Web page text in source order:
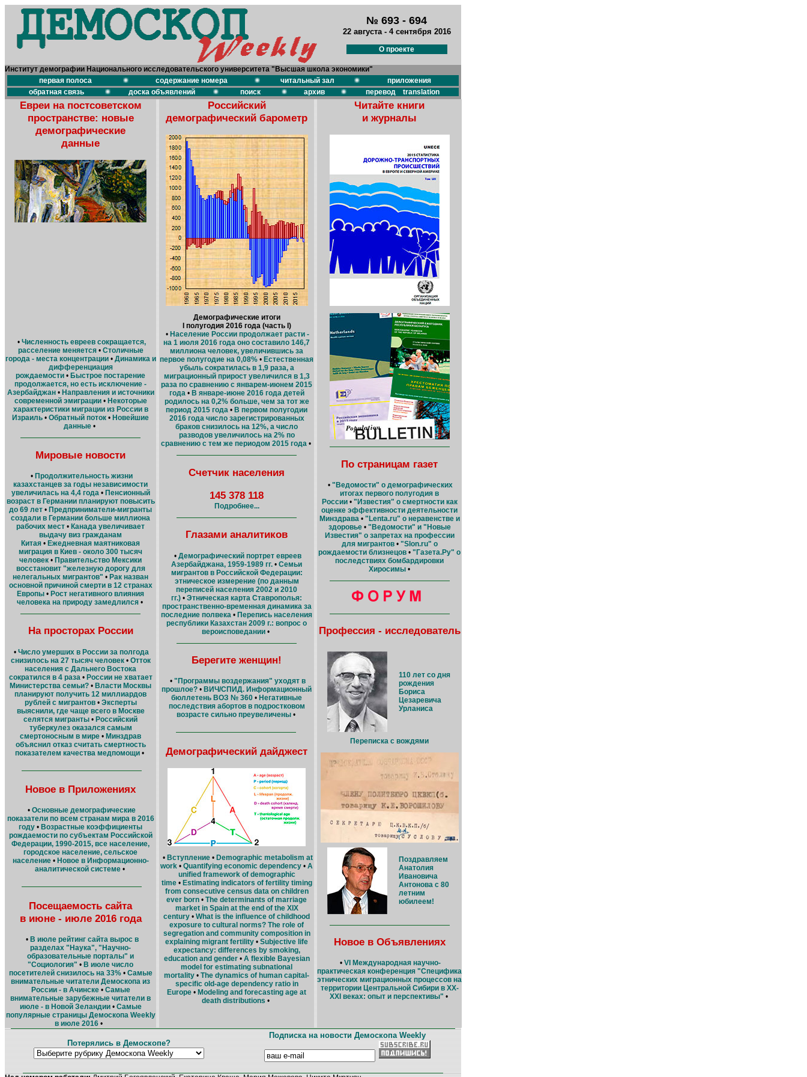
№ 693 - 694
22 августа - 4 сентября 2016
О проекте
Институт демографии Национального исследовательского университета "Высшая школа экономики"
первая полоса
содержание номера читальный зал
приложения
обратная связь
доска объявлений поиск архив перевод translation
Евреи на постсоветском
пространстве: новые
демографические
данные
• Численность евреев сокращается,
расселение меняется• Столичные
города - места концентрации• Динамика и
дифференциация
рождаемости • Быстрое постарение
продолжается, но есть исключение -
Азербайджан• Направления и источники
современной эмиграции• Некоторые
характеристики миграции из России в
Израиль • Обратный поток • Новейшие
данные •
Мировые новости
• Продолжительность жизни
казахстанцев за годы независимости
увеличилась на 4,4 года• Пенсионный
возраст в Германии планируют повысить
до 69 лет • Предприниматели-мигранты
создали в Германии больше миллиона
рабочих мест • Канада увеличивает
выдачу виз гражданам
Китая • Ежедневная маятниковая
миграция в Киев - около 300 тысяч
человек • Правительство Мексики
восстановит "железную дорогу для
нелегальных мигрантов" • Рак назван
основной причиной смерти в 12 странах
Европы • Рост негативного влияния
человека на природу замедлился•
На просторах России
• Число умерших в России за полгода
снизилось на 27 тысяч человек• Отток
населения с Дальнего Востока
сократился в 4 раза • России не хватает
Министерства семьи? • Власти Москвы
планируют получить 12 миллиардов
рублей с мигрантов• Эксперты
выяснили, где чаще всего в Москве
селятся мигранты • Российский
туберкулез оказался самым
смертоносным в мире • Минздрав
объяснил отказ считать смертность
показателем качества медпомощи •
Новое в Приложениях
• Основные демографические
показатели по всем странам мира в 2016
году • Возрастные коэффициенты
рождаемости по субъектам Российской
Федерации, 1990-2015, все население,
городское население, сельское
население• Новое в Информационно-
аналитической системе•
Посещаемость сайта
в июне - июле 2016 года
• В июле рейтинг сайта вырос в
разделах "Наука", "Научно-
образовательные порталы" и
"Социология" • В июле число
посетителей снизилось на 33%• Cамые
внимательные читатели Демоскопа из
России - в Ачинске• Самые
внимательные зарубежные читатели в
июле - в Новой Зеландии• Самые
популярные страницы Демоскопа Weekly
в июле 2016 •
Российский
демографический барометр
Демографические итоги
I полугодия 2016 года (часть I)
• Население России продолжает расти -
на 1 июля 2016 года оно составило 146,7
миллиона человек, увеличившись за
первое полугодие на 0,08% • Естественная
убыль сократилась в 1,9 раза, а
миграционный прирост увеличился в 1,3
раза по сравнению с январем-июнем 2015
года• В январе-июне 2016 года детей
родилось на 0,2% больше, чем за тот же
период 2015 года • В первом полугодии
2016 года число зарегистрированных
браков снизилось на 12%, а число
разводов увеличилось на 2% по
сравнению с тем же периодом 2015 года•
Счетчик населения
145 378 118
Подробнее...
Глазами аналитиков
• Демографический портрет евреев
Азербайджана, 1959-1989 гг. • Семьи
мигрантов в Российской Федерации:
этническое измерение (по данным
переписей населения 2002 и 2010
гг.) • Этническая карта Ставрополья:
пространственно-временная динамика за
последние полвека • Перепись населения
республики Казахстан 2009 г.: вопрос о
вероисповедании •
Берегите женщин!
• "Программы воздержания" уходят в
прошлое? • ВИЧ/СПИД. Информационный
бюллетень ВОЗ № 360 • Негативные
последствия абортов в подростковом
возрасте сильно преувеличены•
Демографический дайджест
• Вступление• Demographic metabolism at
work • Quantifying economic dependency • A
unified framework of demographic
time• Estimating indicators of fertility timing
from consecutive census data on children
ever born • The determinants of marriage
market in Spain at the end of the XIX
century • What is the influence of childhood
exposure to cultural norms? The role of
segregation and community composition in
explaining migrant fertility • Subjective life
expectancy: differences by smoking,
education and gender• A flexible Bayesian
model for estimating subnational
mortality • The dynamics of human capital-
specific old-age dependency ratio in
Europe • Modeling and forecasting age at
death distributions •
Читайте книги
и журналы
По страницам газет
• "Ведомости" о демографических
итогах первого полугодия в
России• "Известия" о смертности как
оценке эффективности деятельности
Минздрава• "Lenta.ru" о неравенстве и
здоровье•"Ведомости" и "Новые
Известия" о запретах на профессии
для мигрантов• "Slon.ru" о
рождаемости близнецов • "Газета.Ру" о
последствиях бомбардировки
Хиросимы •
Профессия - исследователь
110 лет со дня
рождения
Бориса
Цезаревича
Урланиса
Переписка с вождями
Поздравляем
Анатолия
Ивановича
Антонова с 80
летним
юбилеем!
Новое в Объявлениях
• VI Международная научно-
практическая конференция "Специфика
этнических миграционных процессов на
территории Центральной Сибири в XX-
XXI веках: опыт и перспективы" •
Потерялись в Демоскопе?
Подписка на новости Демоскопа Weekly